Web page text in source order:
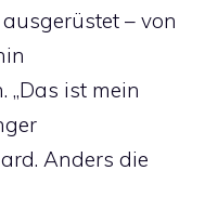
– von
„Das ist mein
Anders die